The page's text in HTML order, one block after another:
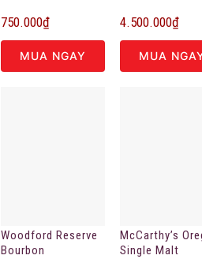
750.000₫
MUA NGAY
4.500.000₫
MUA
Woodford Reserve
Bourbon
McCarthy’s
Single Malt